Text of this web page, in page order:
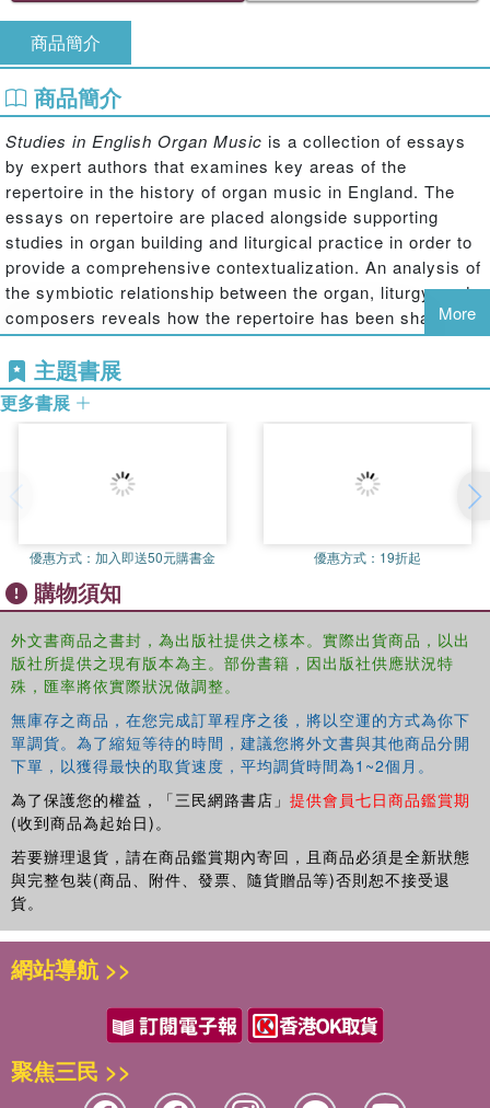
商品簡介
商品簡介
Studies in English Organ Music is a collection of essays
by expert authors that examines key areas of the
repertoire in the history of organ music in England. The
essays on repertoire are placed alongside supporting
studies in organ building and liturgical practice in order to
provide a comprehensive contextualization. An analysis of
the symbiotic relationship between the organ, liturgy, and
composers reveals how the repertoire has been shaped by
these complementary areas and developed through
history. This volume is the first collection of specialist
studies related to the field of English organ music.
More
主題書展
更多書展
優惠方式： 加入即送50元購書金 優惠方式： 19折起
購物須知
外文書商品之書封，為出版社提供之樣本。實際出貨商品，以出
版社所提供之現有版本為主。部份書籍，因出版社供應狀況特
殊，匯率將依實際狀況做調整。
無庫存之商品，在您完成訂單程序之後，將以空運的方式為你下
單調貨。為了縮短等待的時間，建議您將外文書與其他商品分開
下單，以獲得最快的取貨速度，平均調貨時間為1~2個月。
為了保護您的權益，「三民網路書店」 提供會員七日商品鑑賞期
(收到商品為起始日)。
若要辦理退貨，請在商品鑑賞期內寄回，且商品必須是全新狀態
與完整包裝(商品、附件、發票、隨貨贈品等)否則恕不接受退
貨。
網站導航 >>
聚焦三民 >>